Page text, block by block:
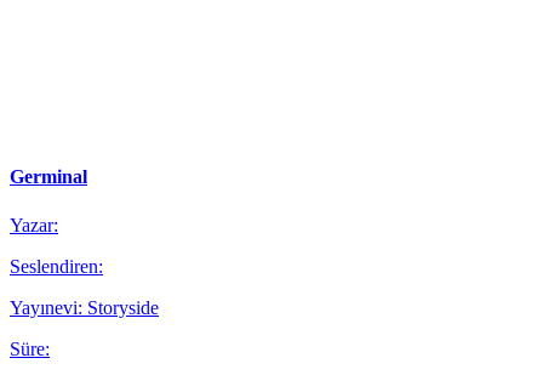
Germinal
Yazar:
Seslendiren:
Yayınevi: Storyside
Süre: